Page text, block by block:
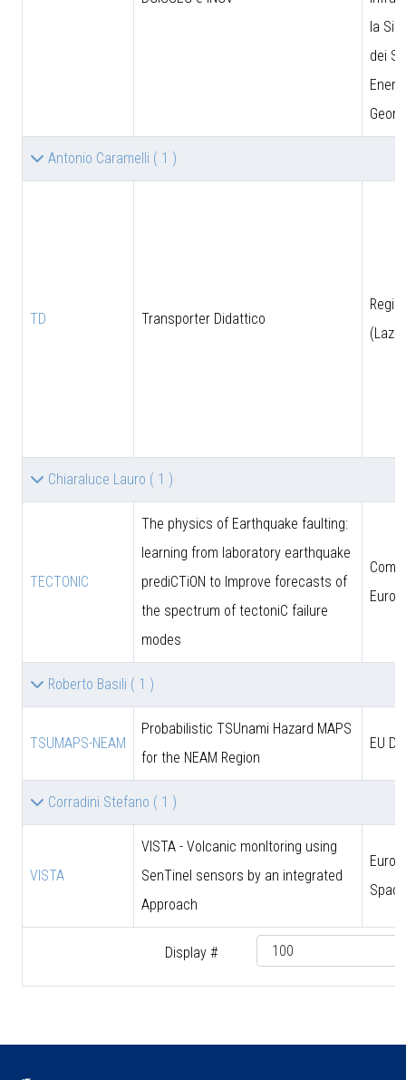
Display #
la
dei
Antonio Caramelli ( 1 )
TD Transporter Didattico
Chiaraluce Lauro ( 1 )
TECTONIC
The physics of Earthquake faulting:
learning from laboratory earthquake
prediCTiON to Improve forecasts of
the spectrum of tectoniC failure
modes
Roberto Basili ( 1 )
TSUMAPS-NEAM
Probabilistic TSUnami Hazard MAPS
for the NEAM Region
EU
Corradini Stefano ( 1 )
VISTA
VISTA - Volcanic monItoring using
SenTinel sensors by an integrated
Approach